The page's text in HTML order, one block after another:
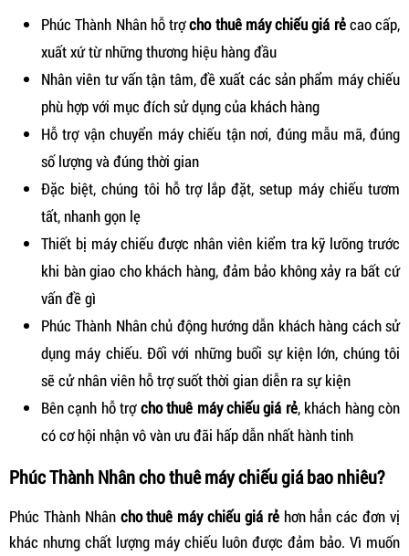
Phúc Thành Nhân hỗ trợcho thuê máy chiếu giá rẻcao cấp,
xuất xứ từ những thương hiệu hàng đầu
Nhân viên tư vấn tận tâm, đề xuất các sản phẩm máy chiếu
phù hợp với mục đích sử dụng của khách hàng
Hỗ trợ vận chuyển máy chiếu tận nơi, đúng mẫu mã, đúng
số lượng và đúng thời gian
Đặc biệt, chúng tôi hỗ trợ lắp đặt, setup máy chiếu tươm
tất, nhanh gọn lẹ
Thiết bị máy chiếu được nhân viên kiểm tra kỹ lưỡng trước
khi bàn giao cho khách hàng, đảm bảo không xảy ra bất cứ
vấn đề gì
Phúc Thành Nhân chủ động hướng dẫn khách hàng cách sử
dụng máy chiếu. Đối với những buổi sự kiện lớn, chúng tôi
sẽ cử nhân viên hỗ trợ suốt thời gian diễn ra sự kiện
Bên cạnh hỗ trợcho thuê máy chiếu giá rẻ, khách hàng còn
có cơ hội nhận vô vàn ưu đãi hấp dẫn nhất hành tinh
Phúc Thành Nhân cho thuê máy chiếu giá bao nhiêu?
Phúc Thành Nhân cho thuê máy chiếu giá rẻhơn hẳn các đơn vị
khác nhưng chất lượng máy chiếu luôn được đảm bảo. Vì muốn